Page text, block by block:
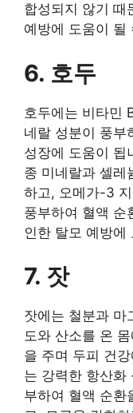
합성되지 않기 때
예방에 도움이 될
6. 호두
호두에는 비타민
네랄 성분이 풍부
성장에 도움이 됩
종 미네랄과 셀레
하고, 오메가-3
풍부하여 혈액 순
인한 탈모 예방에
7. 잣
잣에는 철분과 마
도와 산소를 온
을 주며 두피 건
는 강력한 항산화
부하여 혈액 순환